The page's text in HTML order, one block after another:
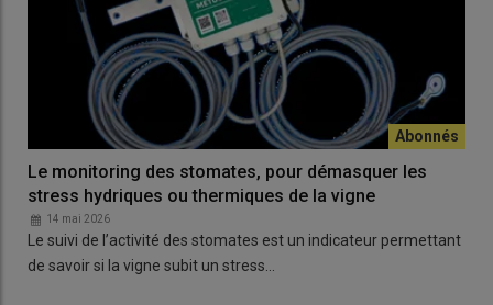
Le monitoring des stomates, pour démasquer les
stress hydriques ou thermiques de la vigne
14 mai 2026
Le suivi de l’activité des stomates est un indicateur permettant
de savoir si la vigne subit un stress…